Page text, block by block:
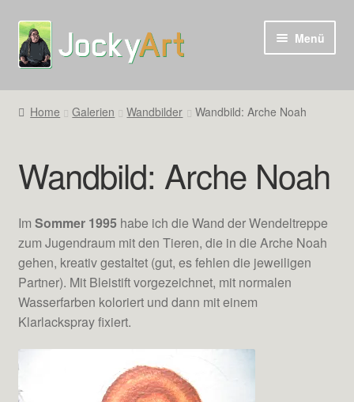
Zur
Navigation
springen
Zum
Inhalt
springen
Menü
Home Galerien Wandbilder Wandbild: Arche Noah
Wandbild: Arche Noah
Im Sommer 1995 habe ich die Wand der Wendeltreppe
zum Jugendraum mit den Tieren, die in die Arche Noah
gehen, kreativ gestaltet (gut, es fehlen die jeweiligen
Partner). Mit Bleistift vorgezeichnet, mit normalen
Wasserfarben koloriert und dann mit einem
Klarlackspray fixiert.